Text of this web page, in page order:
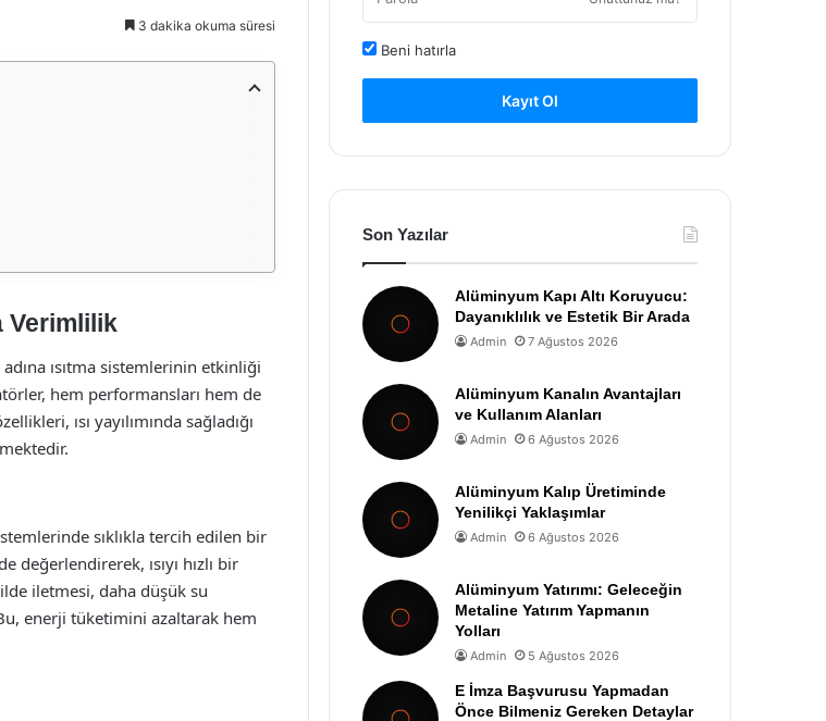
3 dakika okuma süresi
Verimlilik
ısıtma sistemlerinin etkinliği
hem performansları hem de
ısı yayılımında sağladığı
sıklıkla tercih edilen bir
ısıyı hızlı bir
iletmesi, daha düşük su
Bu, enerji tüketimini azaltarak hem
Beni hatırla
Kayıt Ol
Son Yazılar
Alüminyum Kapı Altı Koruyucu:
Dayanıklılık ve Estetik Bir Arada
Admin 7 Ağustos 2026
Alüminyum Kanalın Avantajları
ve Kullanım Alanları
Admin 6 Ağustos 2026
Alüminyum Kalıp Üretiminde
Yenilikçi Yaklaşımlar
Admin 6 Ağustos 2026
Alüminyum Yatırımı: Geleceğin
Metaline Yatırım Yapmanın
Yolları
Admin 5 Ağustos 2026
E İmza Başvurusu Yapmadan
Önce Bilmeniz Gereken Detaylar